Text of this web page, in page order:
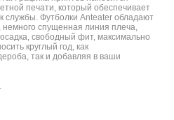
печати, который обеспечивает
службы. Футболки Anteater обладают
спущенная линия плеча,
свободный фит, максимально
круглый год, как
так и добавляя в ваши